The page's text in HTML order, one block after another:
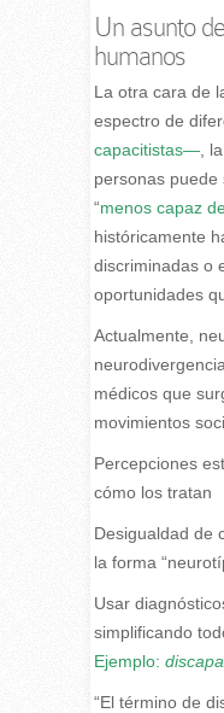
Un asunto
humanos
La otra cara de
espectro de
capacitistas—,
personas
“menos capaz
históricamente
discriminadas o
oportunidades
Actualmente,
médicos que
movimientos
Percepciones
cómo los tratan
Desigualdad de
la forma
Usar
simplificando
Ejemplo:
“El término de